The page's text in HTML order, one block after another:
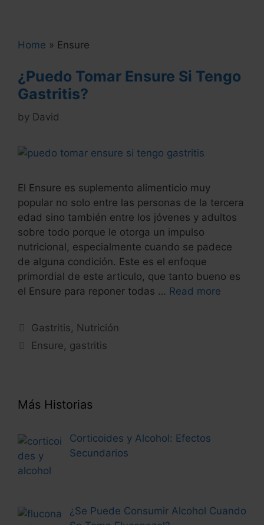
reengineering processes, projects feasible,
* Technology: Described below:
Home » Ensure
¿Puedo Tomar Ensure Si Tengo
Gastritis?
by David
El Ensure es suplemento alimenticio muy
popular no solo entre las personas de la tercera
edad sino también entre los jóvenes y adultos
sobre todo porque le otorga un impulso
nutricional, especialmente cuando se padece
de alguna condición. Este es el enfoque
primordial de este articulo, que tanto bueno es
el Ensure para reponer todas … Read more
Categories
Gastritis, Nutrición
Tags
Ensure, gastritis
Más Historias
Corticoides y Alcohol: Efectos
Secundarios
¿Se Puede Consumir Alcohol Cuando